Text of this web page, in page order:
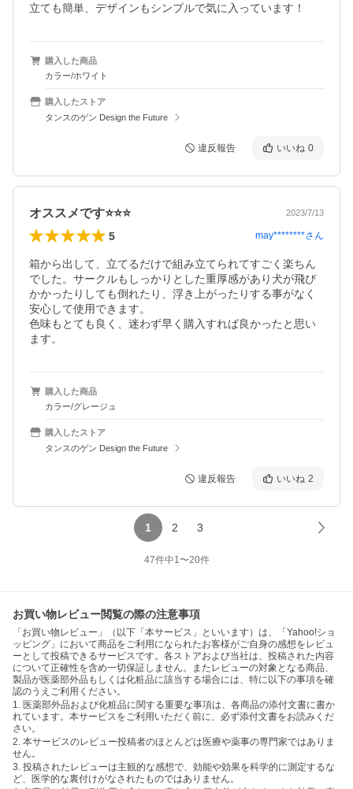
立ても簡単、デザインもシンプルで気に入っています！
購入した商品
カラー/ホワイト
購入したストア
タンスのゲン Design the Future
違反報告 いいね 0
オススメです⭐️⭐️⭐️ 2023/7/13
5 may********さん
箱から出して、立てるだけで組み立てられてすごく楽ちん
でした。サークルもしっかりとした重厚感があり犬が飛び
かかったりしても倒れたり、浮き上がったりする事がなく
安心して使用できます。
色味もとても良く、迷わず早く購入すれば良かったと思い
ます。
購入した商品
カラー/グレージュ
購入したストア
タンスのゲン Design the Future
違反報告 いいね 2
1 2 3
47件中1〜20件
お買い物レビュー閲覧の際の注意事項
「お買い物レビュー」（以下「本サービス」といいます）は、「Yahoo!ショ
ッピング」において商品をご利用になられたお客様がご自身の感想をレビュ
ーとして投稿できるサービスです。各ストアおよび当社は、投稿された内容
について正確性を含め一切保証しません。またレビューの対象となる商品、
製品が医薬部外品もしくは化粧品に該当する場合には、特に以下の事項を確
認のうえご利用ください。
1. 医薬部外品および化粧品に関する重要な事項は、各商品の添付文書に書か
れています。本サービスをご利用いただく前に、必ず添付文書をお読みくだ
さい。
2. 本サービスのレビュー投稿者のほとんどは医療や薬事の専門家ではありま
せん。
3. 投稿されたレビューは主観的な感想で、効能や効果を科学的に測定するな
ど、医学的な裏付けがなされたものではありません。